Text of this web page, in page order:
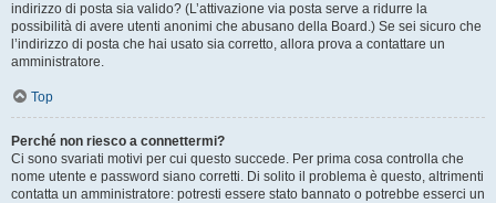
indirizzo di posta sia valido? (L’attivazione via posta serve a ridurre la
possibilità di avere utenti anonimi che abusano della Board.) Se sei sicuro che
l’indirizzo di posta che hai usato sia corretto, allora prova a contattare un
amministratore.
Top
Perché non riesco a connettermi?
Ci sono svariati motivi per cui questo succede. Per prima cosa controlla che
nome utente e password siano corretti. Di solito il problema è questo, altrimenti
contatta un amministratore: potresti essere stato bannato o potrebbe esserci un